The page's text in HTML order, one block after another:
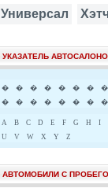
Универсал
УКАЗАТЕЛЬ
� � � � � � � �
�
� � � � � � �
A B C D E F G H I
U
V W X Y Z
АВТОМОБИЛИ С